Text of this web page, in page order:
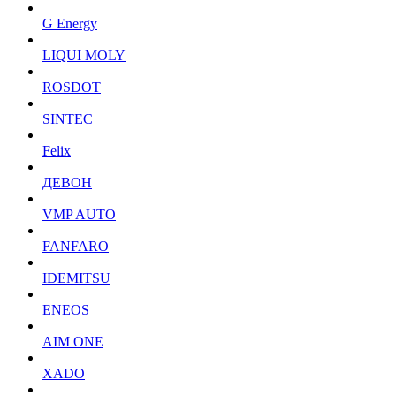
G Energy
LIQUI MOLY
ROSDOT
SINTEC
Felix
ДЕВОН
VMP AUTO
FANFARO
IDEMITSU
ENEOS
AIM ONE
XADO